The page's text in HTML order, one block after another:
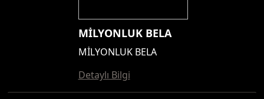
MİLYONLUK BELA
MİLYONLUK BELA
Detaylı Bilgi